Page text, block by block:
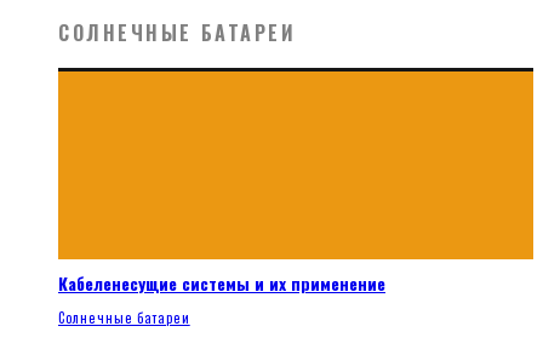
СОЛНЕЧНЫЕ БАТАРЕИ
Кабеленесущие системы и их применение
Солнечные батареи